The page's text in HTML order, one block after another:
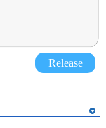
Release